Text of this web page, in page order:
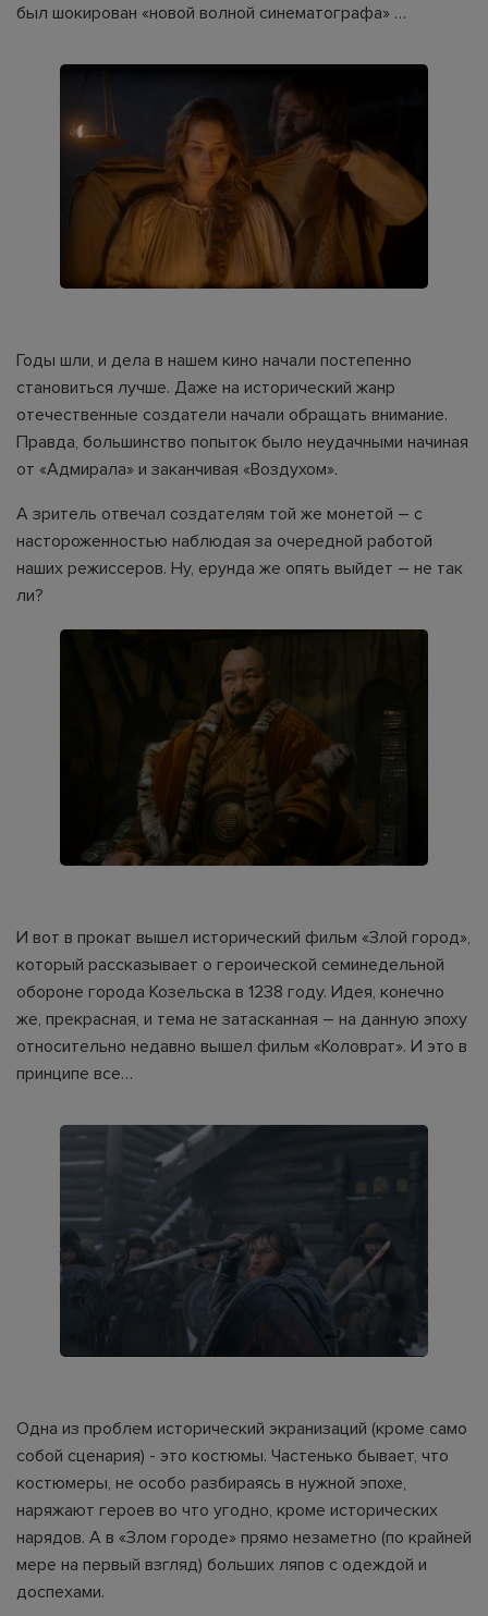
был шокирован «новой волной синематографа» …
Годы шли, и дела в нашем кино начали постепенно
становиться лучше. Даже на исторический жанр
отечественные создатели начали обращать внимание.
Правда, большинство попыток было неудачными начиная
от «Адмирала» и заканчивая «Воздухом».
А зритель отвечал создателям той же монетой – с
настороженностью наблюдая за очередной работой
наших режиссеров. Ну, ерунда же опять выйдет – не так
ли?
И вот в прокат вышел исторический фильм «Злой город»,
который рассказывает о героической семинедельной
обороне города Козельска в 1238 году. Идея, конечно
же, прекрасная, и тема не затасканная – на данную эпоху
относительно недавно вышел фильм «Коловрат». И это в
принципе все…
Одна из проблем исторический экранизаций (кроме само
собой сценария) - это костюмы. Частенько бывает, что
костюмеры, не особо разбираясь в нужной эпохе,
наряжают героев во что угодно, кроме исторических
нарядов. А в «Злом городе» прямо незаметно (по крайней
мере на первый взгляд) больших ляпов с одеждой и
доспехами.